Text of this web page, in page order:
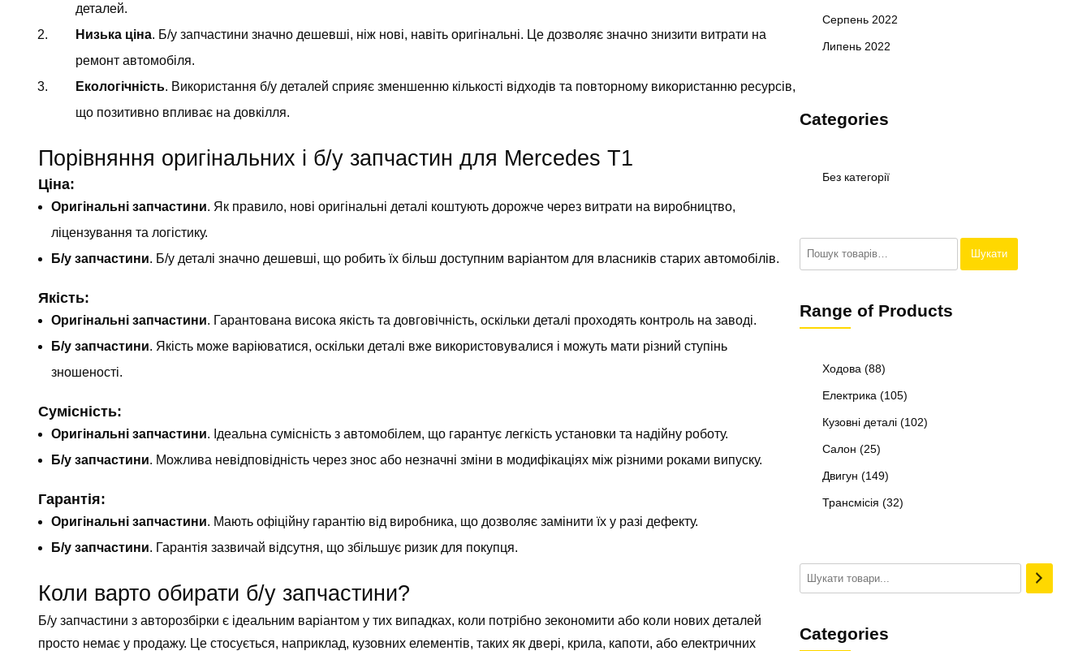
деталей.
Низька ціна. Б/у запчастини значно дешевші, ніж нові, навіть оригінальні. Це дозволяє значно знизити витрати на
ремонт автомобіля.
Екологічність. Використання б/у деталей сприяє зменшенню кількості відходів та повторному використанню ресурсів,
що позитивно впливає на довкілля.
Порівняння оригінальних і б/у запчастин для Mercedes T1
Ціна:
Оригінальні запчастини. Як правило, нові оригінальні деталі коштують дорожче через витрати на виробництво,
ліцензування та логістику.
Б/у запчастини. Б/у деталі значно дешевші, що робить їх більш доступним варіантом для власників старих автомобілів.
Якість:
Оригінальні запчастини. Гарантована висока якість та довговічність, оскільки деталі проходять контроль на заводі.
Б/у запчастини. Якість може варіюватися, оскільки деталі вже використовувалися і можуть мати різний ступінь
зношеності.
Сумісність:
Оригінальні запчастини. Ідеальна сумісність з автомобілем, що гарантує легкість установки та надійну роботу.
Б/у запчастини. Можлива невідповідність через знос або незначні зміни в модифікаціях між різними роками випуску.
Гарантія:
Оригінальні запчастини. Мають офіційну гарантію від виробника, що дозволяє замінити їх у разі дефекту.
Б/у запчастини. Гарантія зазвичай відсутня, що збільшує ризик для покупця.
Коли варто обирати б/у запчастини?
Б/у запчастини з авторозбірки є ідеальним варіантом у тих випадках, коли потрібно зекономити або коли нових деталей
просто немає у продажу. Це стосується, наприклад, кузовних елементів, таких як двері, крила, капоти, або електричних
Серпень 2022
Липень 2022
Categories
Без категорії
Шукати:
Шукати
Range of Products
Ходова (88)
Електрика (105)
Кузовні деталі (102)
Салон (25)
Двигун (149)
Трансмісія (32)
Categories